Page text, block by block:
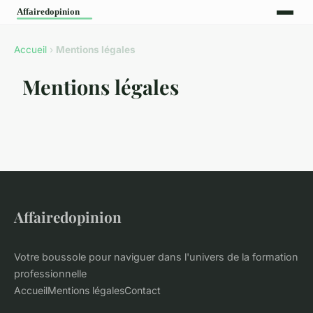
Accueil › Mentions légales
Mentions légales
Affairedopinion
Votre boussole pour naviguer dans l'univers de la formation
professionnelle
AccueilMentions légalesContact